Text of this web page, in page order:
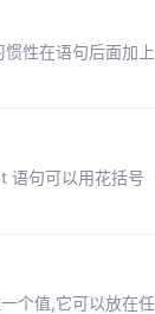
性在语句后面加
句可以用花括
值,它可以放在